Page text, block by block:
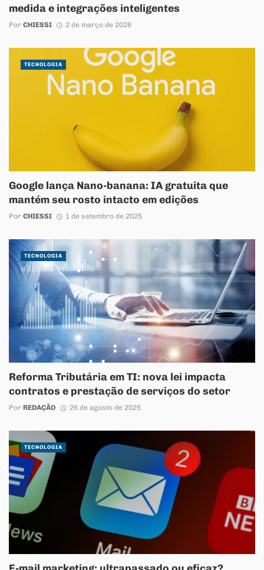
medida e integrações inteligentes
Por CHIESSI 2 de março de 2026
Google lança Nano-banana: IA gratuita que
mantém seu rosto intacto em edições
Por CHIESSI 1 de setembro de 2025
TECNOLOGIA
Reforma Tributária em TI: nova lei impacta
contratos e prestação de serviços do setor
Por REDAÇÃO 26 de agosto de 2025
TECNOLOGIA
TECNOLOGIA